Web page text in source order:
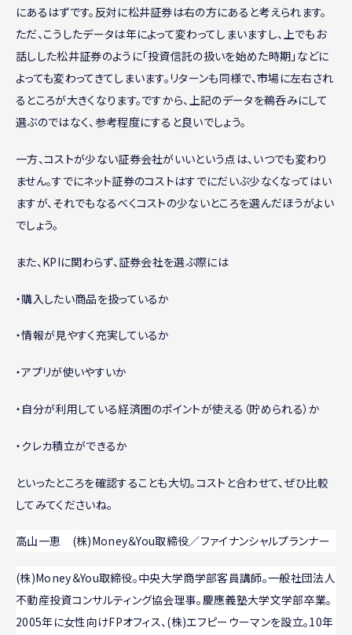
にあるはずです。反対に松井証券は右の方にあると考えられます。
ただ、こうしたデータは年によって変わってしまいますし、上でもお
話しした松井証券のように「投資信託の扱いを始めた時期」などに
よっても変わってきてしまいます。リターンも同様で、市場に左右され
るところが大きくなります。ですから、上記のデータを鵜呑みにして
選ぶのではなく、参考程度にすると良いでしょう。
一方、コストが少ない証券会社がいいという点は、いつでも変わり
ません。すでにネット証券のコストはすでにだいぶ少なくなってはい
ますが、それでもなるべくコストの少ないところを選んだほうがよい
でしょう。
また、KPIに関わらず、証券会社を選ぶ際には
・購入したい商品を扱っているか
・情報が見やすく充実しているか
・アプリが使いやすいか
・自分が利用している経済圏のポイントが使える（貯められる）か
・クレカ積立ができるか
といったところを確認することも大切。コストと合わせて、ぜひ比較
してみてくださいね。
高山一恵 (株)Money＆You取締役／ファイナンシャルプランナー
(株)Money＆You取締役。中央大学商学部客員講師。一般社団法人
不動産投資コンサルティング協会理事。慶應義塾大学文学部卒業。
2005年に女性向けFPオフィス、(株)エフピーウーマンを設立。10年